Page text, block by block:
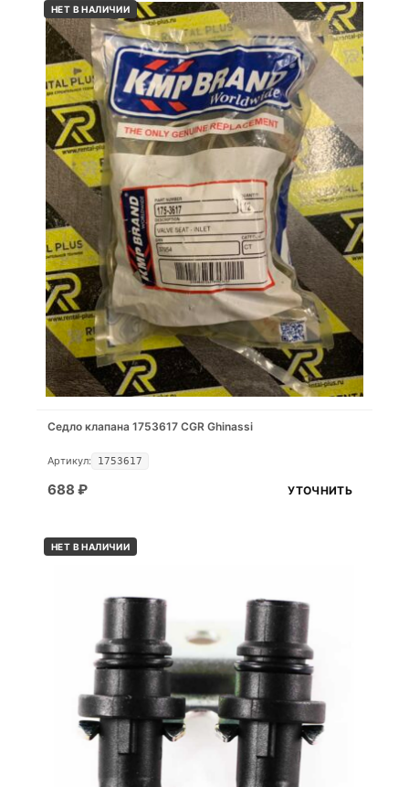
НЕТ В НАЛИЧИИ
Седло клапана 1753617 CGR Ghinassi
Артикул: 1753617
688 ₽ УТОЧНИТЬ
НЕТ В НАЛИЧИИ